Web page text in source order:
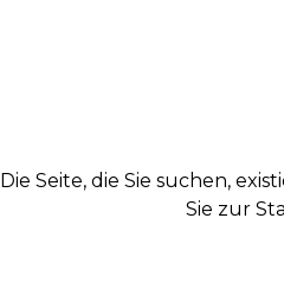
Die Seite, die Sie suchen,
Sie zur